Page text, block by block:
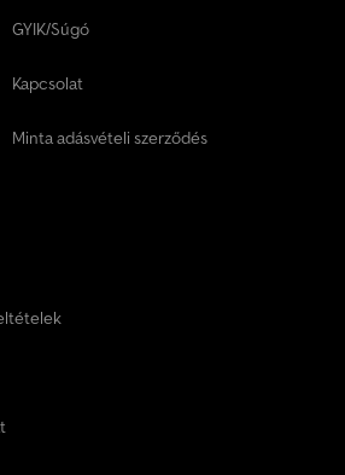
GYIK/Súgó
Kapcsolat
Minta adásvételi szerződés